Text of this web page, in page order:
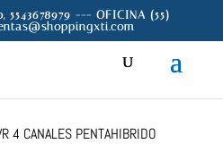
5543678979 --- OFICINA (55)
4 CANALES PENTAHIBRIDO